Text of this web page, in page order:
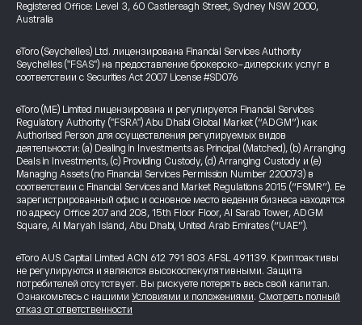
Registered Office: Level 3, 60 Castlereagh Street, Sydney NSW 2000,
Australia
eToro (Seychelles) Ltd. лицензирована Financial Services Authority
Seychelles ("FSAS") на предоставление брокерско-дилерских услуг в
соответствии с Securities Act 2007 License #SD076
eToro (ME) Limited лицензирована и регулируется Financial Services
Regulatory Authority ("FSRA") Abu Dhabi Global Market (“ADGM”) как
Authorised Person для осуществления регулируемых видов
деятельности: (a) Dealing in Investments as Principal (Matched), (b) Arranging
Deals in Investments, (c) Providing Custody, (d) Arranging Custody и (e)
Managing Assets (по Financial Services Permission Number 220073) в
соответствии с Financial Services and Market Regulations 2015 (“FSMR”). Ее
зарегистрированный офис и основное место ведения бизнеса находятся
по адресу Office 207 and 208, 15th Floor Floor, Al Sarab Tower, ADGM
Square, Al Maryah Island, Abu Dhabi, United Arab Emirates (“UAE”).
eToro AUS Capital Limited ACN 612 791 803 AFSL 491139. Криптоактивы
не регулируются и являются высокоспекулятивными. Защита
потребителей отсутствует. Вы рискуете потерять весь свой капитал.
Ознакомьтесь с нашими Условиями и положениями. Смотреть полный
отказ от ответственности